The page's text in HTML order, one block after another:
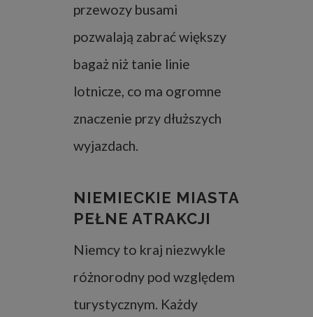
przewozy busami
pozwalają zabrać większy
bagaż niż tanie linie
lotnicze, co ma ogromne
znaczenie przy dłuższych
wyjazdach.
NIEMIECKIE MIASTA
PEŁNE ATRAKCJI
Niemcy to kraj niezwykle
różnorodny pod względem
turystycznym. Każdy